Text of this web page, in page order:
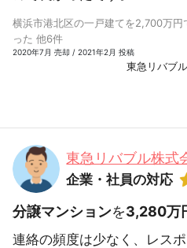
横浜市港北区の一戸建てを2,700万
った 他6件
2020年7月 売却 / 2021年2月 投稿
東急リバブ
東急リバブル株式
企業・社員の対応
分譲マンションを3,280万
連絡の頻度は少なく、レス